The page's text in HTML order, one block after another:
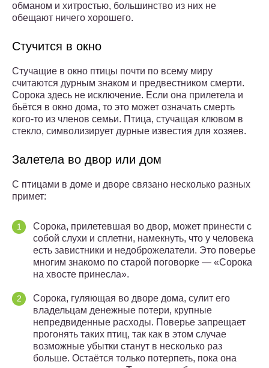
обманом и хитростью, большинство из них не
обещают ничего хорошего.
Стучится в окно
Стучащие в окно птицы почти по всему миру
считаются дурным знаком и предвестником смерти.
Сорока здесь не исключение. Если она прилетела и
бьётся в окно дома, то это может означать смерть
кого-то из членов семьи. Птица, стучащая клювом в
стекло, символизирует дурные известия для хозяев.
Залетела во двор или дом
С птицами в доме и дворе связано несколько разных
примет:
Сорока, прилетевшая во двор, может принести с
собой слухи и сплетни, намекнуть, что у человека
есть завистники и недоброжелатели. Это поверье
многим знакомо по старой поговорке — «Сорока
на хвосте принесла».
Сорока, гуляющая во дворе дома, сулит его
владельцам денежные потери, крупные
непредвиденные расходы. Поверье запрещает
прогонять таких птиц, так как в этом случае
возможные убытки станут в несколько раз
больше. Остаётся только потерпеть, пока она